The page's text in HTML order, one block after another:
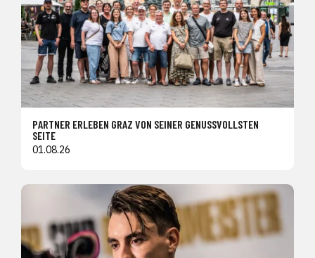
PARTNER ERLEBEN GRAZ VON SEINER GENUSSVOLLSTEN
SEITE
01.08.26